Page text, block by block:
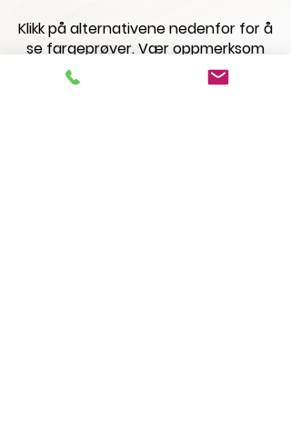
Klikk på alternativene nedenfor for å
se fargeprøver. Vær oppmerksom
på at skjermoppløsning kan påvirke